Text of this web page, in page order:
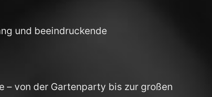
und beeindruckende
– von der Gartenparty bis zur großen